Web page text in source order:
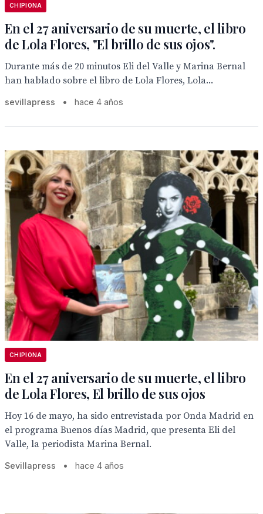
CHIPIONA
En el 27 aniversario de su muerte, el libro
de Lola Flores, "El brillo de sus ojos".
Durante más de 20 minutos Eli del Valle y Marina Bernal
han hablado sobre el libro de Lola Flores, Lola...
sevillapress • hace 4 años
CHIPIONA
En el 27 aniversario de su muerte, el libro
de Lola Flores, El brillo de sus ojos
Hoy 16 de mayo, ha sido entrevistada por Onda Madrid en
el programa Buenos días Madrid, que presenta Eli del
Valle, la periodista Marina Bernal.
Sevillapress • hace 4 años